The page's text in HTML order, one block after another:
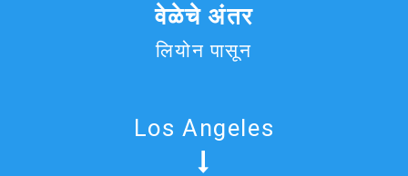
वेळेचे अंतर
लियोन पासून
Los Angeles